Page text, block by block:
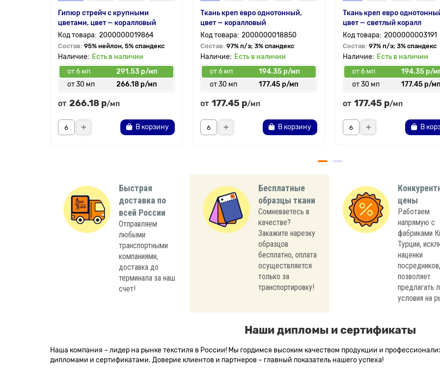
Гипюр стрейч с крупными
цветами, цвет — коралловый
2000000019864
Состав: 95% нейлон, 5% спандекс
Есть в наличии
от 6 мп
291.53 р/мп
от 30 мп
266.18 р/мп
от 266.18 р/мп
В корзину
Ткань креп евро однотонный,
цвет — коралловый
2000000018850
Состав: 97% п/э; 3% спандекс
Есть в наличии
от 6 мп
194.35 р/мп
от 30 мп
177.45 р/мп
от 177.45 р/мп
В корзину
Ткань креп евро
цвет — светлый коралл
2000000003191
Состав: 97% п/э; 3% спандекс
Есть в наличии
от 6 мп
194.35 р/
от 30 мп
177.45 р/
от 177.45 р/мп
В
Быстрая
доставка по
всей России
Отправляем
любыми
транспортными
компаниями,
доставка до
терминала за наш
счет!
Бесплатные
образцы ткани
Сомневаетесь в
качестве?
Закажите нарезку
образцов
бесплатно, оплата
осуществляется
только за
транспортировку!
цены
Работаем
напрямую с
фабриками
Турции,
наценки
позволяет
предлагать
условия на
Наши дипломы и сертификаты
Наша компания – лидер на рынке текстиля в России! Мы гордимся высоким качеством продукции и
дипломами и сертификатами. Доверие клиентов и партнеров – главный показатель нашего успеха!